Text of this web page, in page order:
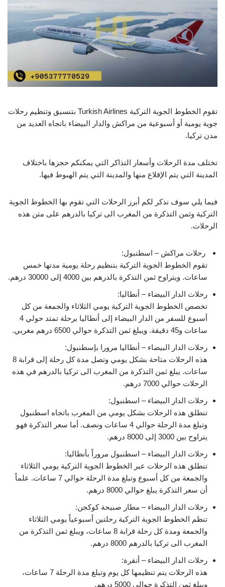
تقوم الخطوط الجوية التركية Turkish Airlines بتنسيق وتنظيم رحلات
جوية يومية أو أسبوعية من مراكش والدار البيضاء باتجاه العديد من
مدن تركيا.
تختلف مدة الرحلات وأسعار التذاكر التي يمكنكم حجزها باختلاف
المدينة التي يتم الإقلاع منها والمدينة التي يتم الهبوط فيها.
فيما يلي سوف نذكر لكم أبرز الرحلات التي تقوم بها الخطوط الجوية
التركية وثمن التذكرة من المغرب الى تركيا بالدرهم على متن هذه
الرحلات.
رحلات مراكش – اسطنبول:
تقوم الخطوط الجوية التركية بتنظيم رحلة يومية مدتها خمس
ساعات. ويتراوح ثمن التذكرة بالدرهم بين 4000 إلى 30000 درهم.
رحلات الدار البيضاء – أنطاليا:
تخصص الخطوط الجوية التركية يومي الثلاثاء والجمعة من كل
أسبوع للسفر من الدار البيضاء إلى أنطاليا برحلة تمتد حولي 4
ساعات و45 دقيقة. ويبلغ ثمن التذكرة حوالي 6500 درهم مغربي.
رحلات الدار البيضاء – أنطاليا مرورا بإسطنبول:
هذه الرحلات متاحة بشكل يومي وتصل مدة كل رحلة إلى قرابة 8
ساعات. يبلغ ثمن التذكرة من المغرب الى تركيا بالدرهم في هذه
الرحلات حوالي 7000 درهم.
رحلات الدار البيضاء – اسطنبول:
تنطلق هذه الرحلات بشكل يومي من المغرب باتجاه اسطنبول
وتبلغ مدة الرحلة حوالي 4 ساعات ونصف. أما سعر التذكرة فهو
يتراوح بين 3000 إلى 8000 درهم.
رحلات الدار البيضاء – اسطنبول مروراً بأنطاليا:
تنطلق هذه الرحلات عبر الخطوط الجوية التركية يومي الثلاثاء
والجمعة من كل أسبوع وتبلغ مدة الرحلة حوالي 7 ساعات. علماً
أن سعر التذكرة يبلغ حوالي 8000 درهم.
رحلات الدار البيضاء – مطار صبيحة كوكجن:
تنظم الخطوط الجوية التركية رحلتين أسبوعياً يومي الثلاثاء
والجمعة ومدة كل رحلة قرابة 8 ساعات، ويبلغ ثمن التذكرة من
المغرب الى تركيا بالدرهم 8000 درهم.
رحلات الدار البيضاء – أنقرة:
هذه الرحلات يتم تنظيمها كل يوم وتبلغ مدة الرحلة 7 ساعات،
ويبلغ ثمن التذكرة حوالي 5000 درهم.